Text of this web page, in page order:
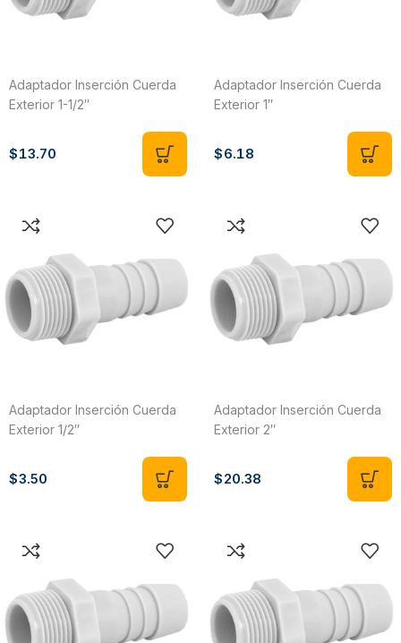
Adaptador Inserción Cuerda
Exterior 1-1/2″
$13.70
Adaptador Inserción Cuerda
Exterior 1″
$6.18
Adaptador Inserción Cuerda
Exterior 1/2″
$3.50
Adaptador Inserción Cuerda
Exterior 2″
$20.38